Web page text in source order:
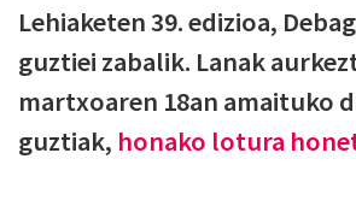
Lehiaketen 39. edizioa,
guztiei zabalik. Lanak
martxoaren 18an amaituko
guztiak, honako lotura